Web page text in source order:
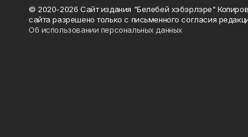
© 2020-2026 Сайт издания "Белебей хэбэрлэре"
сайта разрешено только с письменного согласия
Об использовании персональных данных